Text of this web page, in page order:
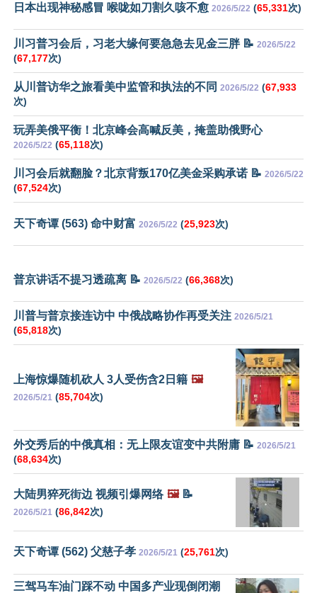
日本出现神秘感冒 喉咙如刀割久咳不愈 2026/5/22 (65,331次)
川习普习会后，习老大缘何要急急去见金三胖 📝 2026/5/22
(67,177次)
从川普访华之旅看美中监管和执法的不同 2026/5/22 (67,933
次)
玩弄美俄平衡！北京峰会高喊反美，掩盖助俄野心
2026/5/22 (65,118次)
川习会后就翻脸？北京背叛170亿美金采购承诺 📝 2026/5/22
(67,524次)
天下奇谭 (563) 命中财富 2026/5/22 (25,923次)
普京讲话不提习透疏离 📝 2026/5/22 (66,368次)
川普与普京接连访中 中俄战略协作再受关注 2026/5/21
(65,818次)
上海惊爆随机砍人 3人受伤含2日籍 🖼️
2026/5/21 (85,704次)
外交秀后的中俄真相：无上限友谊变中共附庸 📝 2026/5/21
(68,634次)
大陆男猝死街边 视频引爆网络 🖼️📝
2026/5/21 (86,842次)
天下奇谭 (562) 父慈子孝 2026/5/21 (25,761次)
三驾马车油门踩不动 中国多产业现倒闭潮